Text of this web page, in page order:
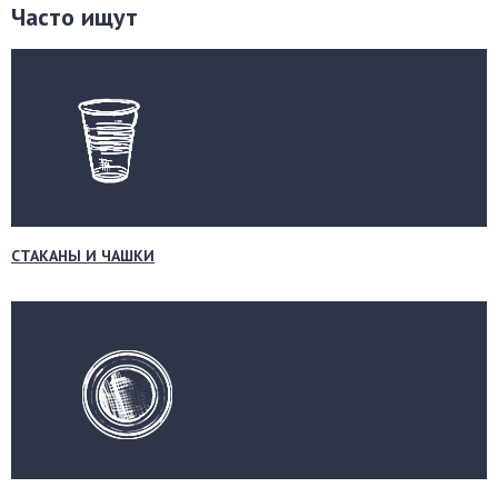
Часто ищут
СТАКАНЫ И ЧАШКИ